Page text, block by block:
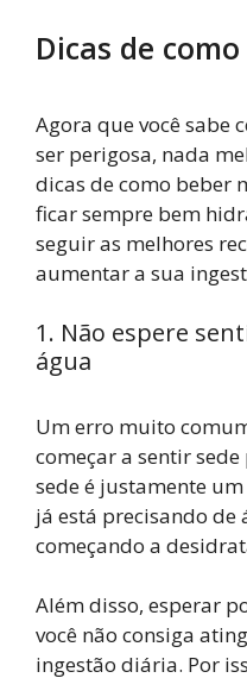
Dicas de
Agora que você sabe
ser perigosa, nada
dicas de como beber
ficar sempre bem
seguir as melhores
aumentar a sua
1. Não espere
água
Um erro muito
começar a sentir
sede é justamente
já está precisando de
começando a
Além disso, esperar
você não consiga
ingestão diária. Por